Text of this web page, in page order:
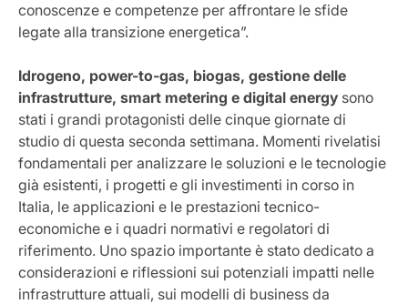
conoscenze e competenze per affrontare le sfide
legate alla transizione energetica”.
Idrogeno, power-to-gas, biogas, gestione delle
infrastrutture, smart metering e digital energy sono
stati i grandi protagonisti delle cinque giornate di
studio di questa seconda settimana. Momenti rivelatisi
fondamentali per analizzare le soluzioni e le tecnologie
già esistenti, i progetti e gli investimenti in corso in
Italia, le applicazioni e le prestazioni tecnico-
economiche e i quadri normativi e regolatori di
riferimento. Uno spazio importante è stato dedicato a
considerazioni e riflessioni sui potenziali impatti nelle
infrastrutture attuali, sui modelli di business da